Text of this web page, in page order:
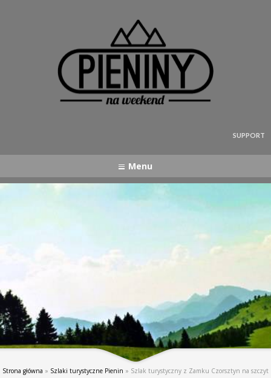
SUPPORT
Menu
Strona główna » Szlaki turystyczne Pienin » Szlak turystyczny z Zamku Czorsztyn na szczyt